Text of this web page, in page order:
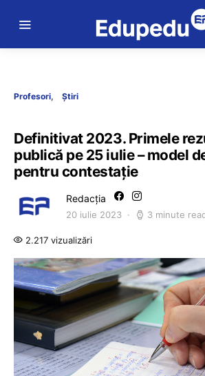
Profesori Știri
Definitivat 2023. Primele
publică pe 25 iulie – model
pentru contestație
Redacția
20 iulie 2023 3 minute
2.217 vizualizări